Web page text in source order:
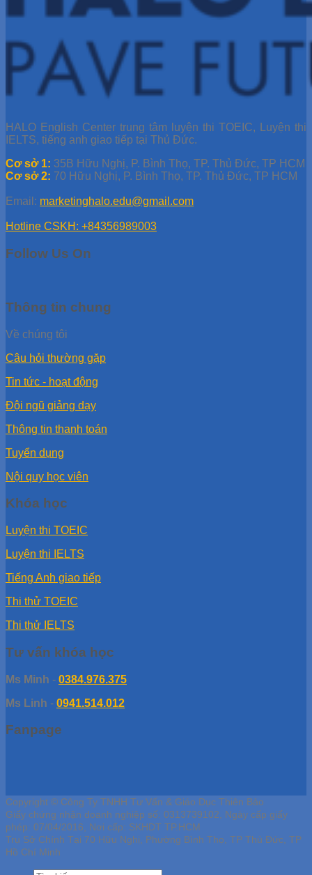
HALO English Center trung tâm luyện thi TOEIC, Luyện thi
IELTS, tiếng anh giao tiếp tại Thủ Đức.
Cơ sở 1: 35B Hữu Nghị, P. Bình Thọ, TP. Thủ Đức, TP HCM
Cơ sở 2: 70 Hữu Nghị, P. Bình Thọ, TP. Thủ Đức, TP HCM
Email: marketinghalo.edu@gmail.com
Hotline CSKH: +84356989003
Follow Us On
Thông tin chung
Về chúng tôi
Câu hỏi thường gặp
Tin tức - hoạt động
Đội ngũ giảng dạy
Thông tin thanh toán
Tuyển dụng
Nội quy học viên
Khóa học
Luyện thi TOEIC
Luyện thi IELTS
Tiếng Anh giao tiếp
Thi thử TOEIC
Thi thử IELTS
Tư vấn khóa học
Ms Minh - 0384.976.375
Ms Linh - 0941.514.012
Fanpage
Copyright © Công Ty TNHH Tư Vấn & Giáo Dục Thiên Bảo
Giấy chứng nhận doanh nghiệp số: 0313739102, Ngày cấp giấy
phép: 07/04/2016, Nơi cấp: SKHDT TP.HCM
Trụ Sở Chính Tại 70 Hữu Nghị, Phường Bình Thọ, TP Thủ Đức, TP
Hồ Chí Minh